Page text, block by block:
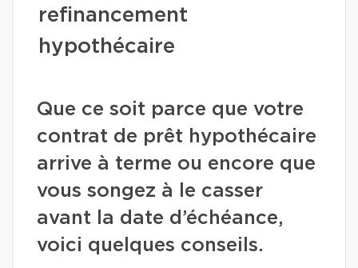
refinancement
hypothécaire
Que ce soit parce que votre
contrat de prêt hypothécaire
arrive à terme ou encore que
vous songez à le casser
avant la date d’échéance,
voici quelques conseils.